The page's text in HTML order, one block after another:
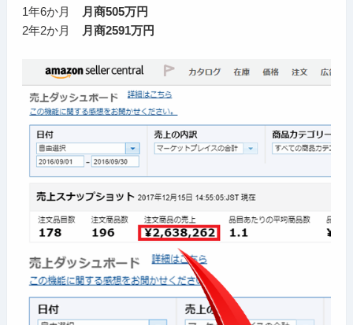
1年6か月
月商505万円
2年2か月
月商2591万円